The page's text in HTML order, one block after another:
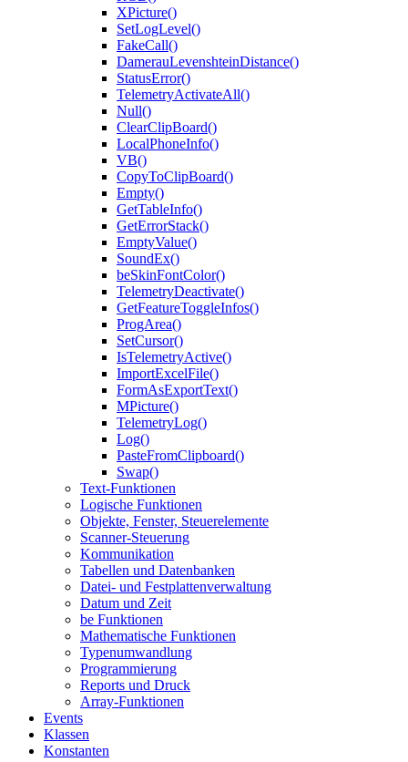
XPicture()
SetLogLevel()
FakeCall()
DamerauLevenshteinDistance()
StatusError()
TelemetryActivateAll()
Null()
ClearClipBoard()
LocalPhoneInfo()
VB()
CopyToClipBoard()
Empty()
GetTableInfo()
GetErrorStack()
EmptyValue()
SoundEx()
beSkinFontColor()
TelemetryDeactivate()
GetFeatureToggleInfos()
ProgArea()
SetCursor()
IsTelemetryActive()
ImportExcelFile()
FormAsExportText()
MPicture()
TelemetryLog()
Log()
PasteFromClipboard()
Swap()
Text-Funktionen
Logische Funktionen
Objekte, Fenster, Steuerelemente
Scanner-Steuerung
Kommunikation
Tabellen und Datenbanken
Datei- und Festplattenverwaltung
Datum und Zeit
be Funktionen
Mathematische Funktionen
Typenumwandlung
Programmierung
Reports und Druck
Array-Funktionen
Events
Klassen
Konstanten